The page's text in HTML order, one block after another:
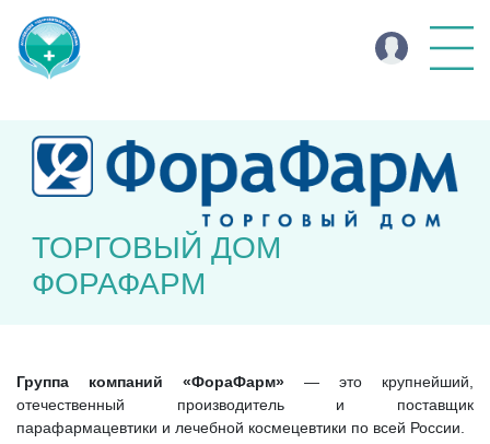
ТОРГОВЫЙ ДОМ
ФОРАФАРМ
Группа компаний «ФораФарм» — это крупнейший,
отечественный производитель и поставщик
парафармацевтики и лечебной космецевтики по всей России.